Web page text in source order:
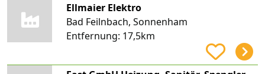
Ellmaier Elektro
Bad Feilnbach, Sonnenham
Entfernung: 17,5km